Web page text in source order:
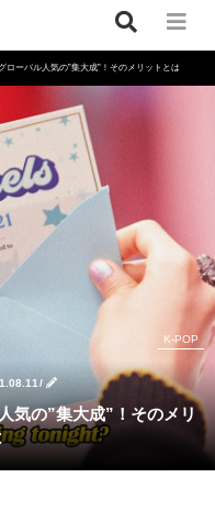
ローバル人気の”集大成”！そのメリットとは
/
K-POP